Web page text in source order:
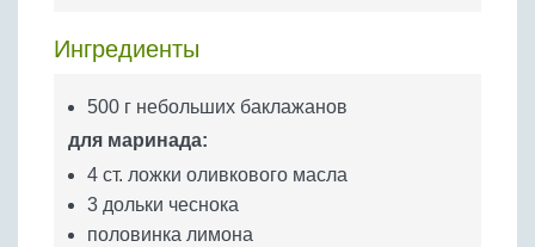
Яйца
Ингредиенты
500 г небольших баклажанов
для маринада:
4 ст. ложки оливкового масла
3 дольки чеснока
половинка лимона